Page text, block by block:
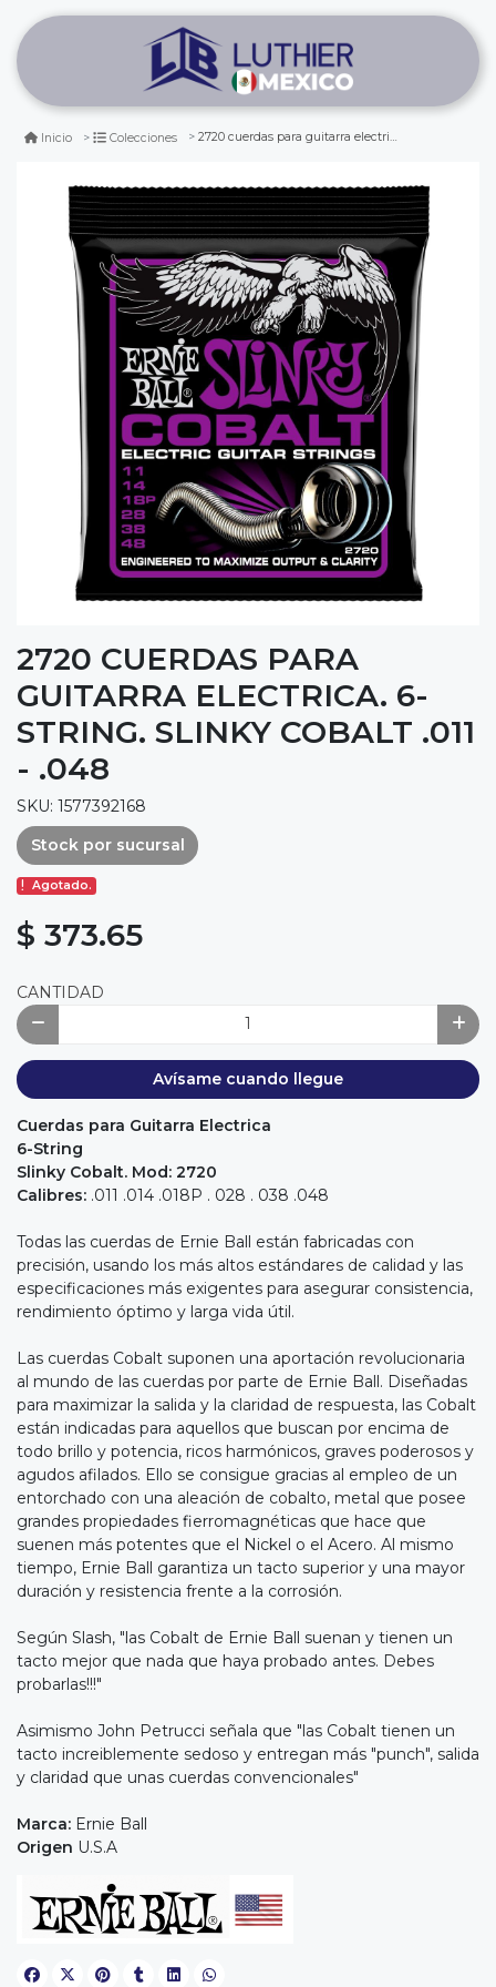
Inicio Colecciones 2720 cuerdas para guitarra electrica. 6-string. slinky cobalt .011 - .048
2720 CUERDAS PARA
GUITARRA ELECTRICA. 6-
STRING. SLINKY COBALT .011
- .048
SKU: 1577392168
Stock por sucursal
Agotado.
$ 373.65
CANTIDAD
Avísame cuando llegue
Cuerdas para Guitarra Electrica
6-String
Slinky Cobalt. Mod: 2720
Calibres: .011 .014 .018P . 028 . 038 .048
Todas las cuerdas de Ernie Ball están fabricadas con
precisión, usando los más altos estándares de calidad y las
especificaciones más exigentes para asegurar consistencia,
rendimiento óptimo y larga vida útil.
Las cuerdas Cobalt suponen una aportación revolucionaria
al mundo de las cuerdas por parte de Ernie Ball. Diseñadas
para maximizar la salida y la claridad de respuesta, las Cobalt
están indicadas para aquellos que buscan por encima de
todo brillo y potencia, ricos harmónicos, graves poderosos y
agudos afilados. Ello se consigue gracias al empleo de un
entorchado con una aleación de cobalto, metal que posee
grandes propiedades fierromagnéticas que hace que
suenen más potentes que el Nickel o el Acero. Al mismo
tiempo, Ernie Ball garantiza un tacto superior y una mayor
duración y resistencia frente a la corrosión.
Según Slash, "las Cobalt de Ernie Ball suenan y tienen un
tacto mejor que nada que haya probado antes. Debes
probarlas!!!"
Asimismo John Petrucci señala que "las Cobalt tienen un
tacto increiblemente sedoso y entregan más "punch", salida
y claridad que unas cuerdas convencionales"
Marca: Ernie Ball
Origen U.S.A